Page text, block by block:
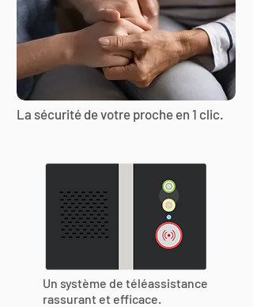
La sécurité de votre proche en 1 clic.
Un système de téléassistance
rassurant et efficace.